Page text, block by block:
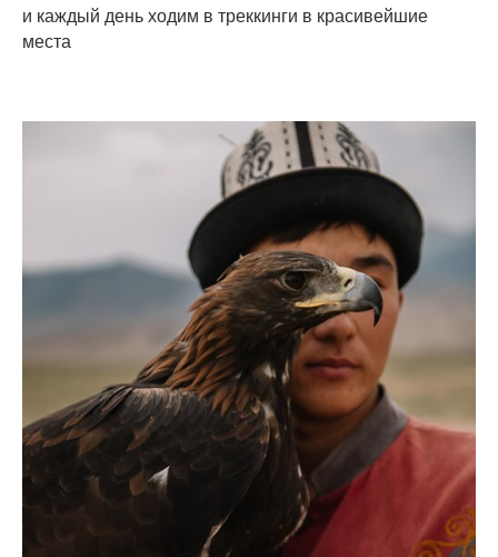
и каждый день ходим в треккинги в красивейшие
места